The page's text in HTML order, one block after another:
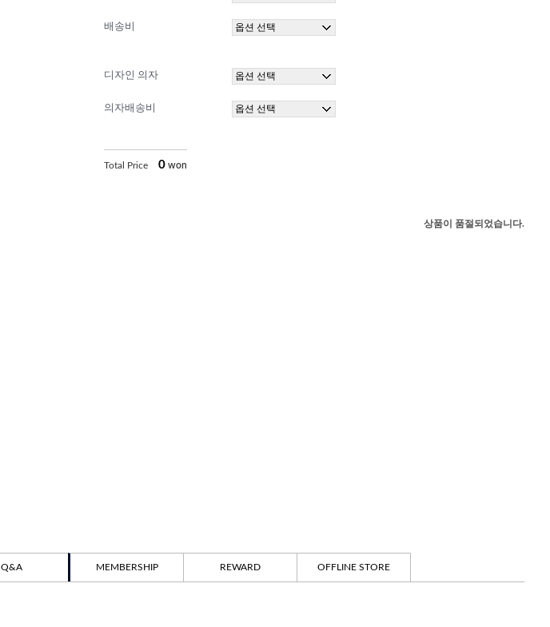
배송비
디자인 의자
의자배송비
Total Price 0 won
상품이 품절되었습니다.
Q&A MEMBERSHIP REWARD OFFLINE STORE